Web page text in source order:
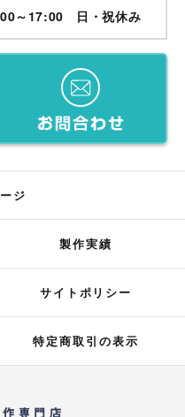
～17:00 日・祝休み
ジ
製作実績
サイトポリシー
特定商取引の表示